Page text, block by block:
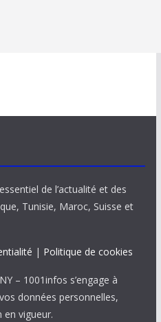
de l’actualité et des
Tunisie, Maroc, Suisse et
| Politique de cookies
– 1001infos s’engage à
données personnelles,
vigueur.